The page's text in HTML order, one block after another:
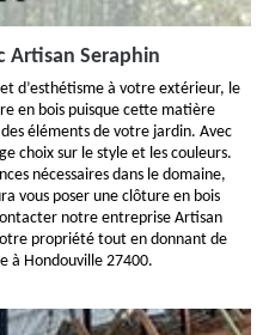
Artisan Seraphin
d’esthétisme à votre extérieur, le
en bois puisque cette matière
éléments de votre jardin. Avec
choix sur le style et les couleurs.
nécessaires dans le domaine,
vous poser une clôture en bois
notre entreprise Artisan
propriété tout en donnant de
à Hondouville 27400.